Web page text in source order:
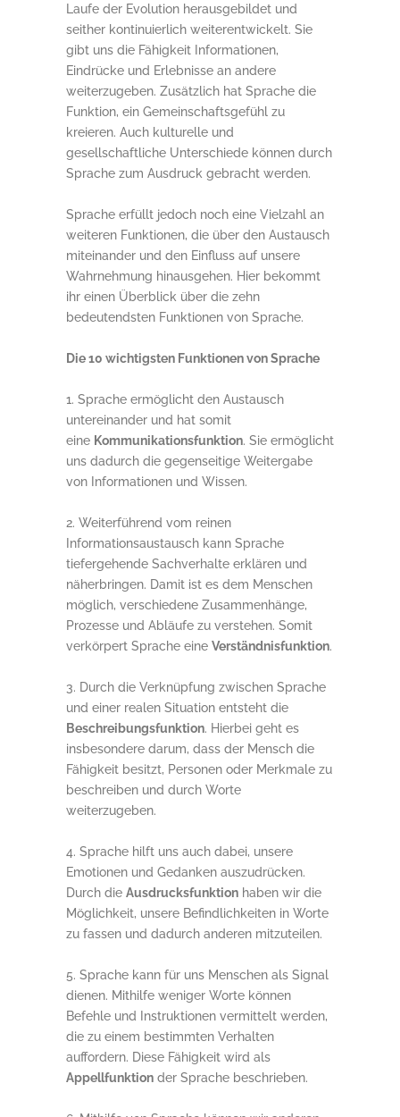
Laufe der Evolution herausgebildet und
seither kontinuierlich weiterentwickelt. Sie
gibt uns die Fähigkeit Informationen,
Eindrücke und Erlebnisse an andere
weiterzugeben. Zusätzlich hat Sprache die
Funktion, ein Gemeinschaftsgefühl zu
kreieren. Auch kulturelle und
gesellschaftliche Unterschiede können durch
Sprache zum Ausdruck gebracht werden.
Sprache erfüllt jedoch noch eine Vielzahl an
weiteren Funktionen, die über den Austausch
miteinander und den Einfluss auf unsere
Wahrnehmung hinausgehen. Hier bekommt
ihr einen Überblick über die zehn
bedeutendsten Funktionen von Sprache.
Die 10 wichtigsten Funktionen von Sprache
Sprache ermöglicht den Austausch
untereinander und hat somit
eine Kommunikationsfunktion. Sie ermöglicht
uns dadurch die gegenseitige Weitergabe
von Informationen und Wissen.
Weiterführend vom reinen
Informationsaustausch kann Sprache
tiefergehende Sachverhalte erklären und
näherbringen. Damit ist es dem Menschen
möglich, verschiedene Zusammenhänge,
Prozesse und Abläufe zu verstehen. Somit
verkörpert Sprache eine Verständnisfunktion.
Durch die Verknüpfung zwischen Sprache
und einer realen Situation entsteht die
Beschreibungsfunktion. Hierbei geht es
insbesondere darum, dass der Mensch die
Fähigkeit besitzt, Personen oder Merkmale zu
beschreiben und durch Worte
weiterzugeben.
Sprache hilft uns auch dabei, unsere
Emotionen und Gedanken auszudrücken.
Durch die Ausdrucksfunktion haben wir die
Möglichkeit, unsere Befindlichkeiten in Worte
zu fassen und dadurch anderen mitzuteilen.
Sprache kann für uns Menschen als Signal
dienen. Mithilfe weniger Worte können
Befehle und Instruktionen vermittelt werden,
die zu einem bestimmten Verhalten
auffordern. Diese Fähigkeit wird als
Appellfunktion der Sprache beschrieben.